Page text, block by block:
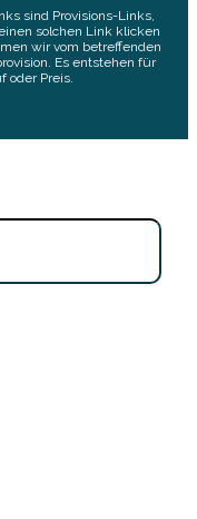
sind Provisions-Links,
solchen Link klicken
wir vom betreffenden
Es entstehen für
oder Preis.